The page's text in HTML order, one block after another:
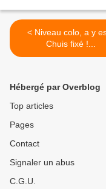
< Niveau colo, a y est !
Chuis fixé !...
Hébergé par Overblog
Top articles
Pages
Contact
Signaler un abus
C.G.U.